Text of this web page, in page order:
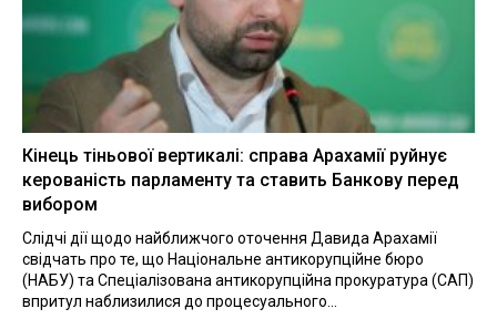
Кінець тіньової вертикалі: справа Арахамії руйнує
керованість парламенту та ставить Банкову перед
вибором
Слідчі дії щодо найближчого оточення Давида Арахамії
свідчать про те, що Національне антикорупційне бюро
(НАБУ) та Спеціалізована антикорупційна прокуратура (САП)
впритул наблизилися до процесуального...